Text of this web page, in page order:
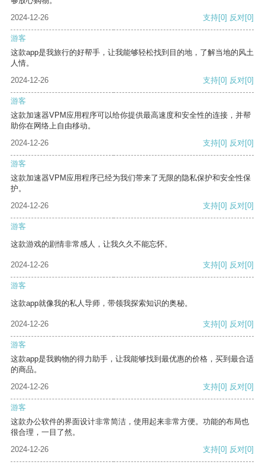
2024-12-26
支持[0] 反对[0]
游客
这款app是我旅行的好帮手，让我能够轻松找到目的地，了解当地的风土
人情。
2024-12-26
支持[0] 反对[0]
游客
这款加速器VPM应用程序可以给你提供最高速度和安全性的连接，并帮
助你在网络上自由移动。
2024-12-26
支持[0] 反对[0]
游客
这款加速器VPM应用程序已经为我们带来了无限的隐私保护和安全性保
护。
2024-12-26
支持[0] 反对[0]
游客
这款游戏的剧情非常感人，让我久久不能忘怀。
2024-12-26 支持[0] 反对[0]
游客
这款app就像我的私人导师，带领我探索知识的奥秘。
2024-12-26 支持[0] 反对[0]
游客
这款app是我购物的得力助手，让我能够找到最优惠的价格，买到最合适
的商品。
2024-12-26
支持[0] 反对[0]
游客
这款办公软件的界面设计非常简洁，使用起来非常方便。功能的布局也
很合理，一目了然。
2024-12-26
支持[0] 反对[0]